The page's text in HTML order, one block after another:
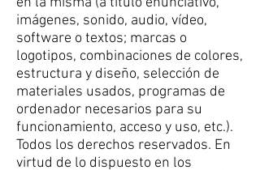
imágenes, sonido, audio, vídeo,
software o textos; marcas o
logotipos, combinaciones de colores,
estructura y diseño, selección de
materiales usados, programas de
ordenador necesarios para su
funcionamiento, acceso y uso, etc.).
Todos los derechos reservados. En
virtud de lo dispuesto en los